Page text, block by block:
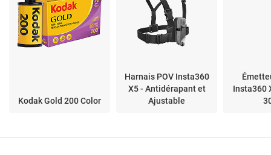
Kodak Gold 200 Color
Harnais POV Insta360
X5 - Antidérapant et
Ajustable
Insta360